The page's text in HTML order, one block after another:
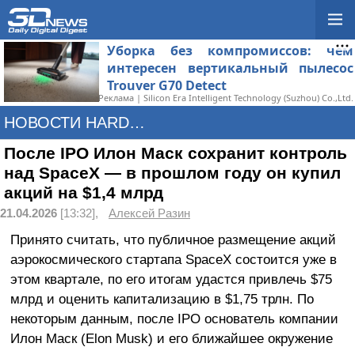
Уборка без компромиссов: чем
интересен вертикальный пылесос
Trouver G70 Detect
Реклама | Silicon Era Intelligent Technology (Suzhou) Co.,Ltd.
НОВОСТИ HARDWARE
После IPO Илон Маск сохранит контроль
над SpaceX — в прошлом году он купил
акций на $1,4 млрд
21.04.2026 [13:32], Алексей Разин
Принято считать, что публичное размещение акций
аэрокосмического стартапа SpaceX состоится уже в
этом квартале, по его итогам удастся привлечь $75
млрд и оценить капитализацию в $1,75 трлн. По
некоторым данным, после IPO основатель компании
Илон Маск (Elon Musk) и его ближайшее окружение